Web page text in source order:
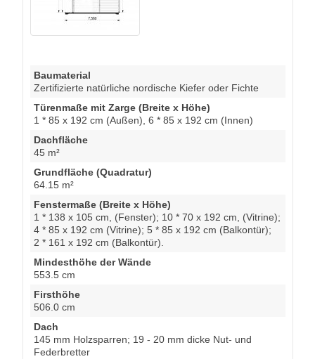
Baumaterial
Zertifizierte natürliche nordische Kiefer oder Fichte
Türenmaße mit Zarge (Breite x Höhe)
1 * 85 x 192 cm (Außen), 6 * 85 x 192 cm (Innen)
Dachfläche
45 m²
Grundfläche (Quadratur)
64.15 m²
Fenstermaße (Breite x Höhe)
1 * 138 x 105 cm, (Fenster); 10 * 70 x 192 cm, (Vitrine);
4 * 85 x 192 cm (Vitrine); 5 * 85 x 192 cm (Balkontür);
2 * 161 x 192 cm (Balkontür).
Mindesthöhe der Wände
553.5 cm
Firsthöhe
506.0 cm
Dach
145 mm Holzsparren; 19 - 20 mm dicke Nut- und
Federbretter